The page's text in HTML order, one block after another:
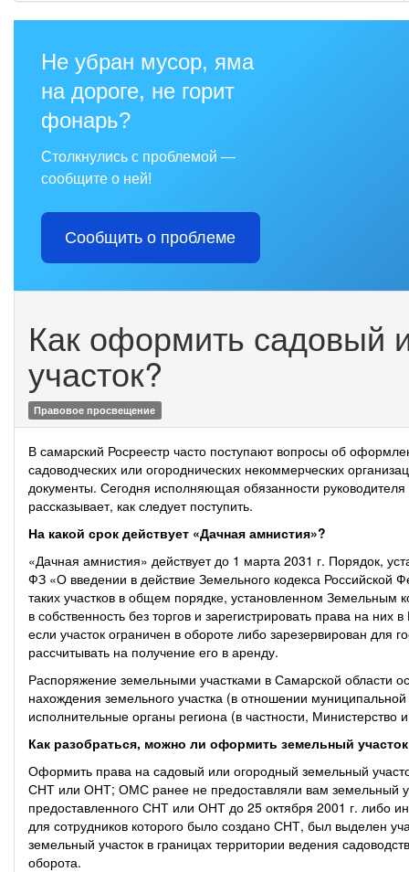
Не убран мусор, яма
на дороге, не горит
фонарь?
Столкнулись с проблемой —
сообщите о ней!
Сообщить о проблеме
Как оформить садовый
участок?
Правовое просвещение
В самарский Росреестр часто поступают вопросы об
садоводческих или огороднических некоммерческих
документы. Сегодня исполняющая обязанности
рассказывает, как следует поступить.
На какой срок действует «Дачная амнистия»?
«Дачная амнистия» действует до 1 марта 2031 г. Порядок,
ФЗ «О введении в действие Земельного кодекса
таких участков в общем порядке, установленном
в собственность без торгов и зарегистрировать права на
если участок ограничен в обороте либо зарезервирован
рассчитывать на получение его в аренду.
Распоряжение земельными участками в Самарской области
нахождения земельного участка (в отношении
исполнительные органы региона (в частности,
Как разобраться, можно ли оформить земельный
Оформить права на садовый или огородный земельный
СНТ или ОНТ; ОМС ранее не предоставляли вам земельный
предоставленного СНТ или ОНТ до 25 октября 2001 г. либо
для сотрудников которого было создано СНТ, был выделен
земельный участок в границах территории ведения
оборота.